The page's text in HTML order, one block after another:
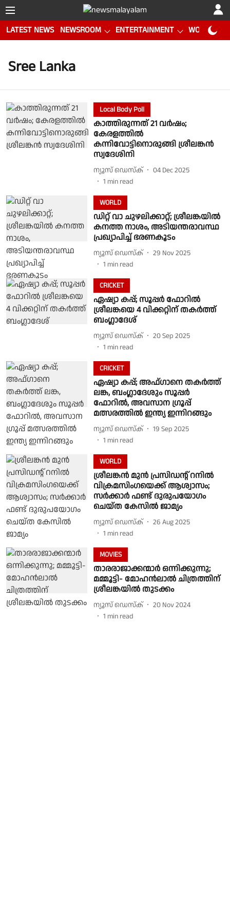
LATEST NEWS NEWSROOM ENTERTAINMENT WORLD CUP
Sree Lanka
Local Body Poll
കാത്തിരുന്നത് 21 വർഷം;
കേരളത്തിൽ
കന്നിവോട്ടിനൊരുങ്ങി ശ്രീലങ്കൻ
സ്വദേശിനി
ന്യൂസ് ഡെസ്ക്
04 Dec 2025
1 min read
WORLD
ഡിറ്റ്‌ വാ ചുഴലിക്കാറ്റ്; ശ്രീലങ്കയിൽ
കനത്ത നാശം, അടിയന്തരാവസ്ഥ
പ്രഖ്യാപിച്ച് ഭരണകൂടം
ന്യൂസ് ഡെസ്ക്
29 Nov 2025
1 min read
CRICKET
ഏഷ്യാ കപ്പ്; സൂപ്പര്‍ ഫോറിൽ
ശ്രീലങ്കയെ 4 വിക്കറ്റിന് തകർത്ത്
ബംഗ്ലാദേശ്
ന്യൂസ് ഡെസ്ക്
20 Sep 2025
1 min read
CRICKET
ഏഷ്യാ കപ്പ്; അഫ്ഗാനെ തകർത്ത്
ലങ്ക, ബംഗ്ലാദേശും സൂപ്പർ
ഫോറിൽ, അവസാന ഗ്രൂപ്പ്
മത്സരത്തിൽ ഇന്ത്യ ഇന്നിറങ്ങും
ന്യൂസ് ഡെസ്ക്
19 Sep 2025
1 min read
WORLD
ശ്രീലങ്കൻ മുൻ പ്രസിഡന്റ് റനിൽ
വിക്രമസിംഗയെക്ക് ആശ്വാസം;
സർക്കാർ ഫണ്ട് ദുരുപയോഗം
ചെയ്ത കേസിൽ ജാമ്യം
ന്യൂസ് ഡെസ്ക്
26 Aug 2025
1 min read
MOVIES
താരരാജാക്കന്മാർ ഒന്നിക്കുന്നു;
മമ്മൂട്ടി- മോഹൻലാൽ ചിത്രത്തിന്
ശ്രീലങ്കയിൽ തുടക്കം
ന്യൂസ് ഡെസ്ക്
20 Nov 2024
1 min read